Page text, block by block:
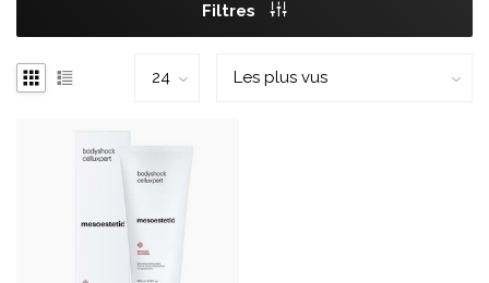
Filtres